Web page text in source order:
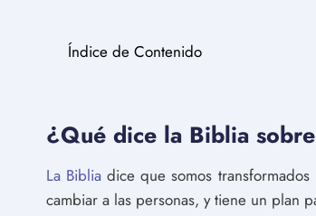
Índice de Contenido
¿Qué dice la Biblia
La Biblia dice que somos
cambiar a las personas, y tiene un plan